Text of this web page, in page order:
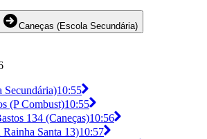
Caneças (Escola Secundária)
Secundária)10:55
(P Combust)10:55
134 (Caneças)10:56
Rainha Santa 13)10:57